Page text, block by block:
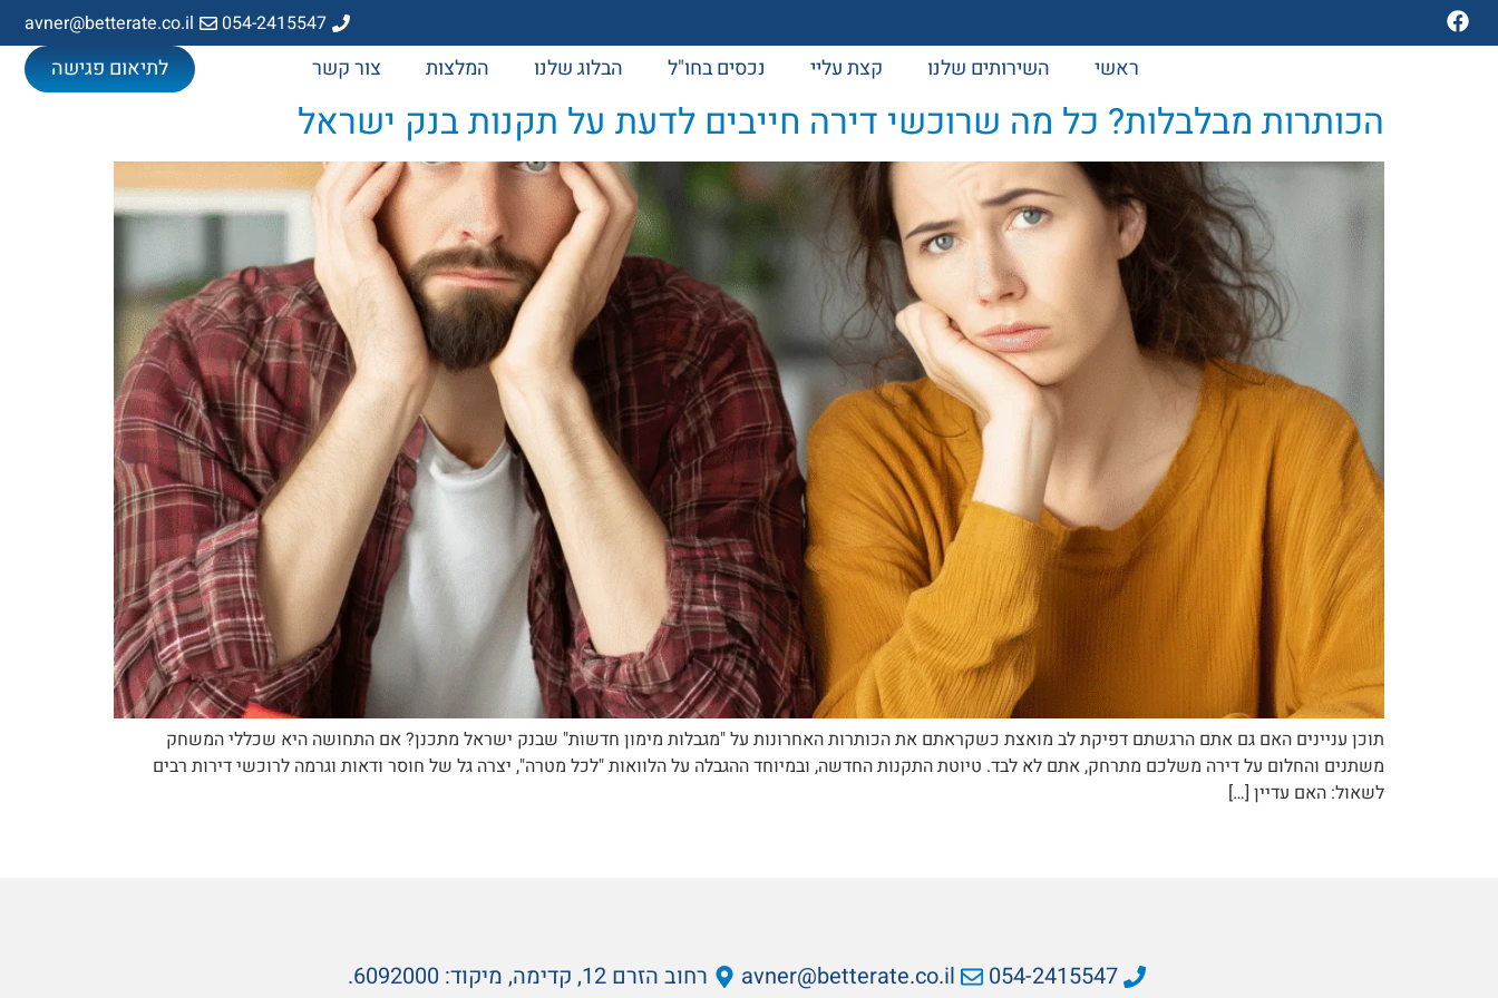
054-2415547
avner@betterate.co.il
ראשי השירותים שלנו קצת עליי נכסים בחו"ל הבלוג שלנו המלצות צור קשר לתיאום פגישה
הכותרות מבלבלות? כל מה שרוכשי דירה חייבים לדעת על תקנות בנק ישראל
תוכן עניינים האם גם אתם הרגשתם דפיקת לב מואצת כשקראתם את הכותרות האחרונות על "מגבלות מימון חדשות" שבנק ישראל מתכנן? אם התחושה היא שכללי המשחק
משתנים והחלום על דירה משלכם מתרחק, אתם לא לבד. טיוטת התקנות החדשה, ובמיוחד ההגבלה על הלוואות "לכל מטרה", יצרה גל של חוסר ודאות וגרמה לרוכשי דירות רבים
לשאול: האם עדיין […]
054-2415547
avner@betterate.co.il רחוב הזרם 12, קדימה, מיקוד: 6092000.